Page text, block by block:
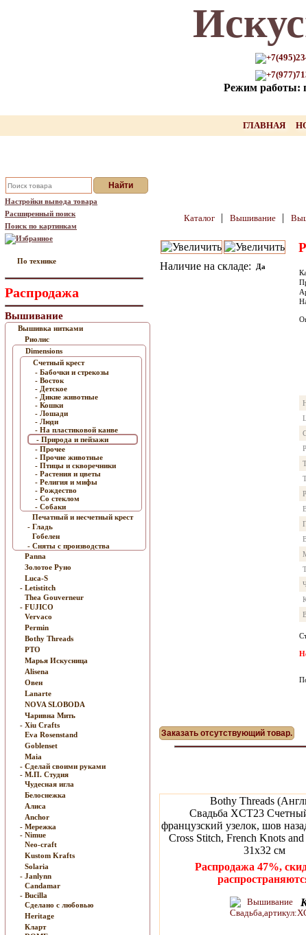
Только для Вас промокод на
Отправить
Режим работы:
ГЛАВНАЯ
Настройки вывода товара
Расширенный поиск
Поиск по картинкам
Избранное
По технике
Распродажа
Вышивание
Вышивка нитками
Риолис
Dimensions
Счетный крест
- Бабочки и стрекозы
- Восток
- Детское
- Дикие животные
- Кошки
- Лошади
- Люди
- На пластиковой канве
- Природа и пейзажи
- Прочее
- Прочие животные
- Птицы и скворечники
- Растения и цветы
- Религия и мифы
- Рождество
- Со стеклом
- Собаки
Печатный и несчетный крест
- Гладь
Гобелен
- Сняты с производства
Panna
Золотое Руно
Luca-S
- Letistitch
Thea Gouverneur
- FUJICO
Vervaco
Permin
Bothy Threads
РТО
Марья Искусница
Alisena
Овен
Lanarte
NOVA SLOBODA
Чаривна Мить
- Xiu Crafts
Eva Rosenstand
Goblenset
Maia
- Сделай своими руками
- М.П. Студия
Чудесная игла
Белоснежка
Алиса
Anchor
- Мережка
- Nimue
Neo-craft
Kustom Krafts
Solaria
- Janlynn
Candamar
- Bucilla
Сделано с любовью
Heritage
Кларт
Каталог | Вышивание |
Наличие на складе: Да
Заказать отсутствующий товар.
Bothy Threads
Свадьба XCT23
французский узелок, шов
Cross Stitch, French Knots
31х32 см
Распродажа 47%,